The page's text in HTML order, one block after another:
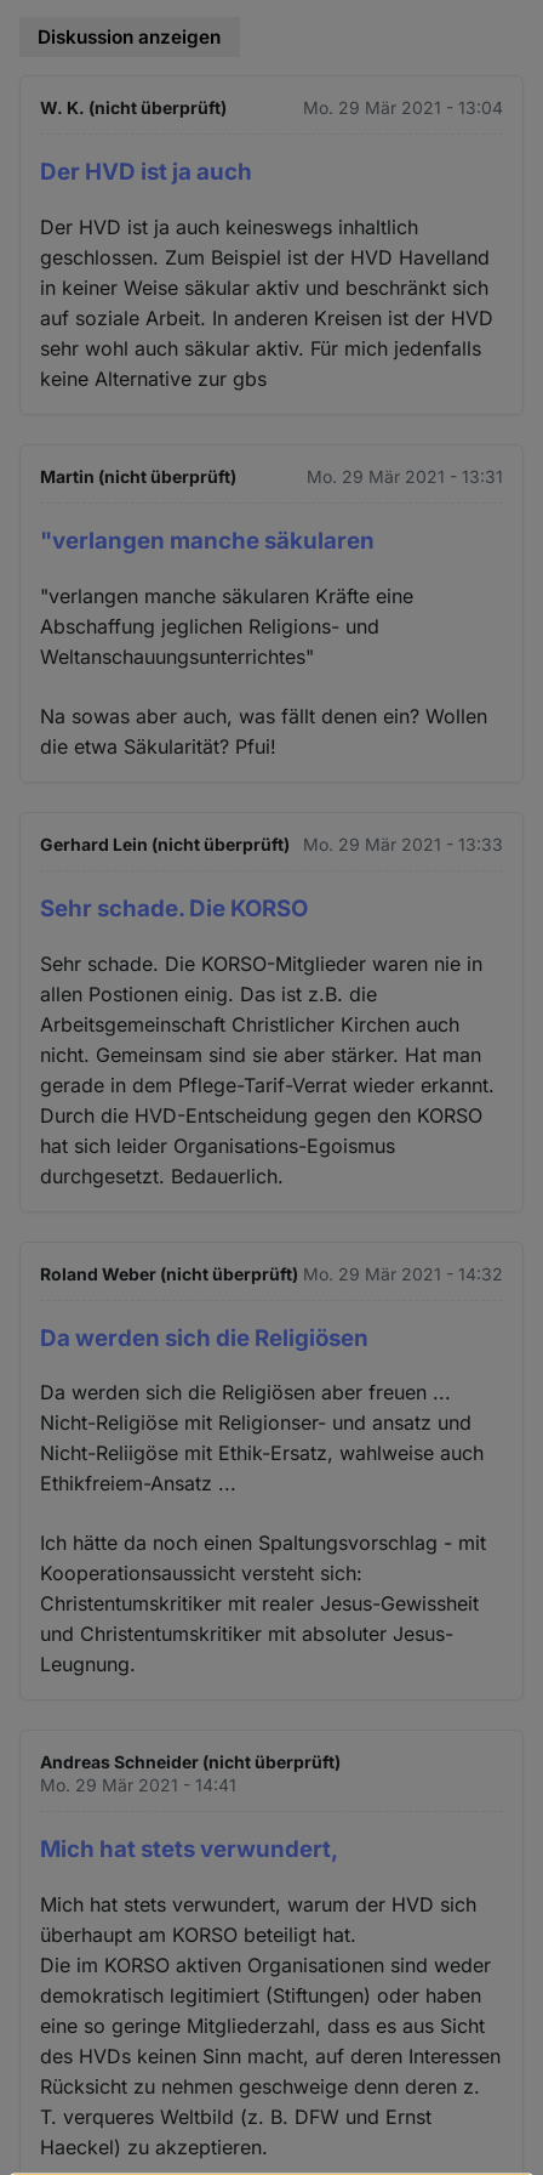
Diskussion anzeigen
W. K. (nicht überprüft) Mo. 29 Mär 2021 - 13:04
Der HVD ist ja auch
Der HVD ist ja auch keineswegs inhaltlich
geschlossen. Zum Beispiel ist der HVD Havelland
in keiner Weise säkular aktiv und beschränkt sich
auf soziale Arbeit. In anderen Kreisen ist der HVD
sehr wohl auch säkular aktiv. Für mich jedenfalls
keine Alternative zur gbs
Martin (nicht überprüft) Mo. 29 Mär 2021 - 13:31
"verlangen manche säkularen
"verlangen manche säkularen Kräfte eine
Abschaffung jeglichen Religions- und
Weltanschauungsunterrichtes"
Na sowas aber auch, was fällt denen ein? Wollen
die etwa Säkularität? Pfui!
Gerhard Lein (nicht überprüft) Mo. 29 Mär 2021 - 13:33
Sehr schade. Die KORSO
Sehr schade. Die KORSO-Mitglieder waren nie in
allen Postionen einig. Das ist z.B. die
Arbeitsgemeinschaft Christlicher Kirchen auch
nicht. Gemeinsam sind sie aber stärker. Hat man
gerade in dem Pflege-Tarif-Verrat wieder erkannt.
Durch die HVD-Entscheidung gegen den KORSO
hat sich leider Organisations-Egoismus
durchgesetzt. Bedauerlich.
Roland Weber (nicht überprüft) Mo. 29 Mär 2021 - 14:32
Da werden sich die Religiösen
Da werden sich die Religiösen aber freuen ...
Nicht-Religiöse mit Religionser- und ansatz und
Nicht-Reliigöse mit Ethik-Ersatz, wahlweise auch
Ethikfreiem-Ansatz ...
Ich hätte da noch einen Spaltungsvorschlag - mit
Kooperationsaussicht versteht sich:
Christentumskritiker mit realer Jesus-Gewissheit
und Christentumskritiker mit absoluter Jesus-
Leugnung.
Andreas Schneider (nicht überprüft)
Mo. 29 Mär 2021 - 14:41
Mich hat stets verwundert,
Mich hat stets verwundert, warum der HVD sich
überhaupt am KORSO beteiligt hat.
Die im KORSO aktiven Organisationen sind weder
demokratisch legitimiert (Stiftungen) oder haben
eine so geringe Mitgliederzahl, dass es aus Sicht
des HVDs keinen Sinn macht, auf deren Interessen
Rücksicht zu nehmen geschweige denn deren z.
T. verqueres Weltbild (z. B. DFW und Ernst
Haeckel) zu akzeptieren.